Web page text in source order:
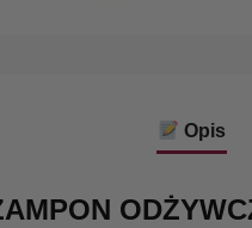
Opis